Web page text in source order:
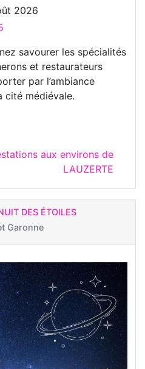
2026
savourer les spécialités
et restaurateurs
par l’ambiance
cité médiévale.
aux environs de
LAUZERTE
DES ÉTOILES
Garonne